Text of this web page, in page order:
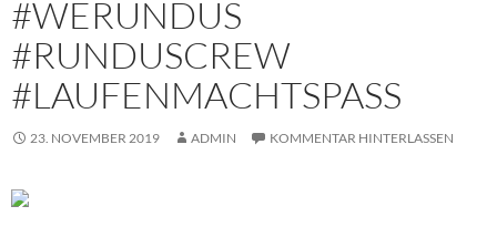
#WERUNDUS
#RUNDUSCREW
#LAUFENMACHTSPASS
23. NOVEMBER 2019 ADMIN KOMMENTAR HINTERLASSEN